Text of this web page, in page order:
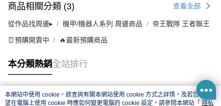
商品相關分類 (3) 查看全部
從作品找周邊▸ 機甲/機器人系列 周邊商品 帝王戰隊 王者聯王
⏰預購開賣中 🔥最新預購商品
本分類熱銷全站排行
熱門標籤
本網站中使用 cookie，欲查詢有關本網站使用 cookie 方式之詳情，及若您不希
望在電腦上使用 cookie 時應如何變更電腦的 cookie 設定，請參閱本網站「 隱私